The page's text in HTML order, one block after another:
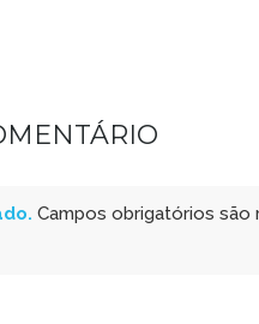
Campos obrigatórios são